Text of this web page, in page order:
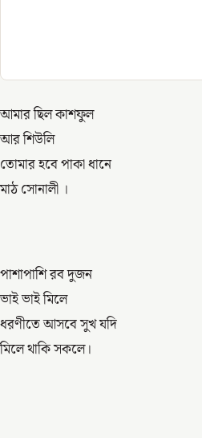
আমার ছিল কাশফুল
আর শিউলি
তোমার হবে পাকা ধানে
মাঠ সোনালী ।
পাশাপাশি রব দুজন
ভাই ভাই মিলে
ধরণীতে আসবে সুখ যদি
মিলে থাকি সকলে।